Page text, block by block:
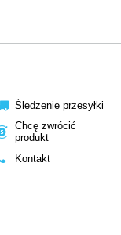
Śledzenie przesyłki
Chcę zwrócić
produkt
Kontakt